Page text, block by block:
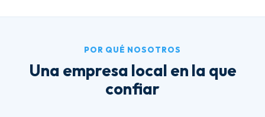
POR QUÉ NOSOTROS
Una empresa local en la que
confiar